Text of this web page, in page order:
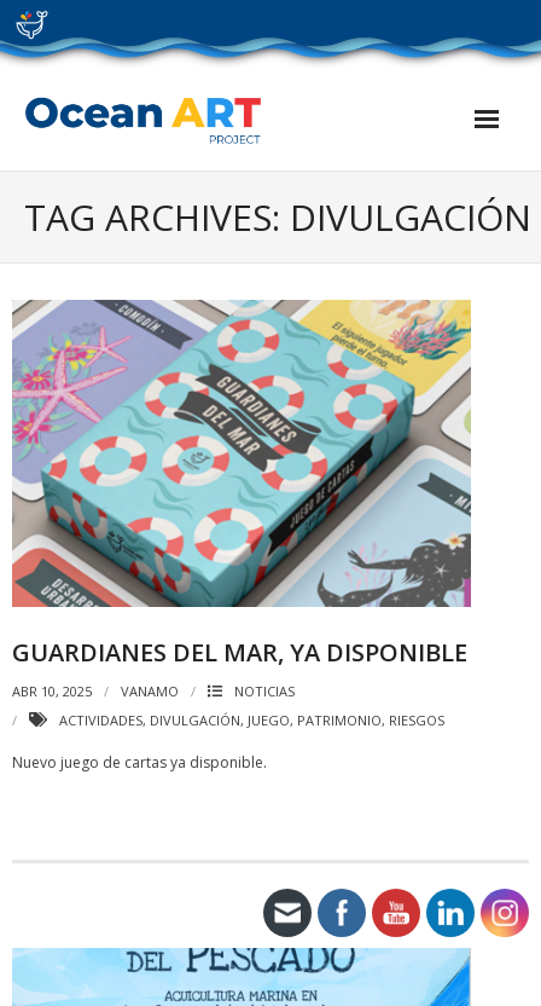
Skip
to
content
TAG ARCHIVES: DIVULGACIÓN
GUARDIANES DEL MAR, YA DISPONIBLE
ABR 10, 2025 VANAMO
NOTICIAS
ACTIVIDADES, DIVULGACIÓN, JUEGO, PATRIMONIO, RIESGOS
Nuevo juego de cartas ya disponible.